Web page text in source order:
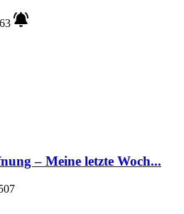
– Meine letzte Woch...